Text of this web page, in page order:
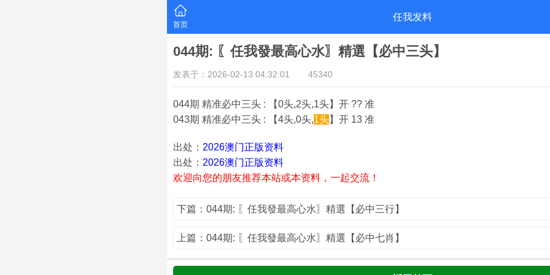
首页
任我发料
044期: 〖任我發最高心水〗精選【必中三头】
发表于：2026-02-13 04:32:01 45340
044期 精准必中三头 : 【0头,2头,1头】开 ?? 准
043期 精准必中三头 : 【4头,0头,1头】开 13 准
出处： 2026澳门正版资料
出处： 2026澳门正版资料
欢迎向您的朋友推荐本站或本资料，一起交流！
下篇：044期: 〖任我發最高心水〗精選【必中三行】
上篇：044期: 〖任我發最高心水〗精選【必中七肖】